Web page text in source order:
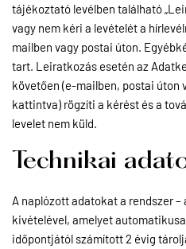
tájékoztató levélben található
vagy nem kéri a levételét a
mailben vagy postai úton.
tart. Leiratkozás esetén az
követően (e-mailben, postai úton
kattintva) rögzíti a kérést és a
levelet nem küld.
Technikai
A naplózott adatokat a rendszer
kivételével, amelyet
időpontjától számított 2 évig